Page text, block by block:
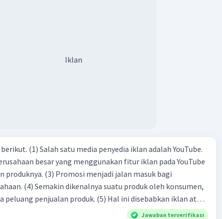
Iklan
iklan adalah YouTube.
besar yang menggunakan fitur iklan pada YouTube
menjadi jalan masuk bagi
oleh konsumen,
produk. (5) Hal ini disebabkan iklan atau
cara untuk mengenalkan produk perusahaan kepada
Jawaban terverifikasi